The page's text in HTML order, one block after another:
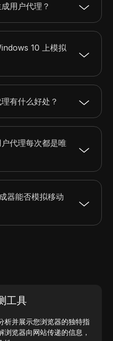
用户代理？
10 上模拟
有什么好处？
代理每次都是唯
器能否模拟移动
工具
析并展示您浏览器的独特指
览器向网站传递的信息，